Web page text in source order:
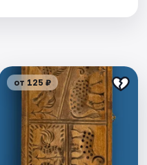
от 125 ₽